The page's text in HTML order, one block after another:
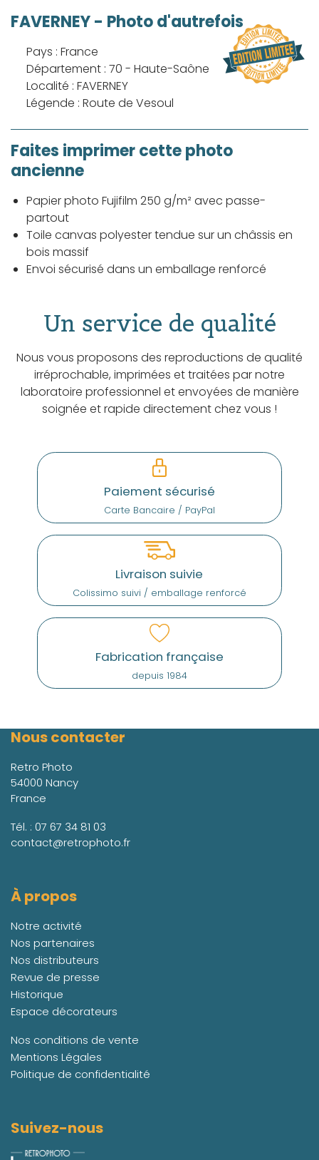
FAVERNEY - Photo d'autrefois
Pays : France
Département : 70 - Haute-Saône
Localité : FAVERNEY
Légende : Route de Vesoul
Faites imprimer cette photo
ancienne
Papier photo Fujifilm 250 g/m² avec passe-
partout
Toile canvas polyester tendue sur un châssis en
bois massif
Envoi sécurisé dans un emballage renforcé
Un service de qualité
Nous vous proposons des reproductions de qualité
irréprochable, imprimées et traitées par notre
laboratoire professionnel et envoyées de manière
soignée et rapide directement chez vous !
Paiement sécurisé
Carte Bancaire / PayPal
Livraison suivie
Colissimo suivi / emballage renforcé
Fabrication française
depuis 1984
Nous contacter
Retro Photo
54000 Nancy
France
Tél. : 07 67 34 81 03
contact@retrophoto.fr
À propos
Notre activité
Nos partenaires
Nos distributeurs
Revue de presse
Historique
Espace décorateurs
Nos conditions de vente
Mentions Légales
Politique de confidentialité
Suivez-nous